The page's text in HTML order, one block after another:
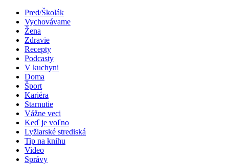
Pred/Školák
Vychovávame
Žena
Zdravie
Recepty
Podcasty
V kuchyni
Doma
Šport
Kariéra
Starnutie
Vážne veci
Keď je voľno
Lyžiarské strediská
Tip na knihu
Video
Správy